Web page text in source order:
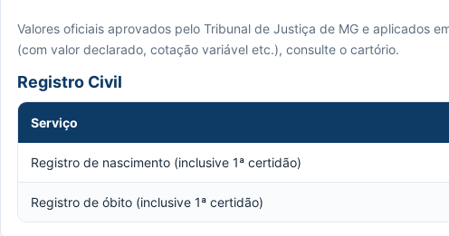
Valores oficiais aprovados pelo Tribunal de Justiça de MG e aplicados
(com valor declarado, cotação variável etc.), consulte o cartório.
Registro Civil
Serviço
Registro de nascimento (inclusive 1ª certidão)
Registro de óbito (inclusive 1ª certidão)